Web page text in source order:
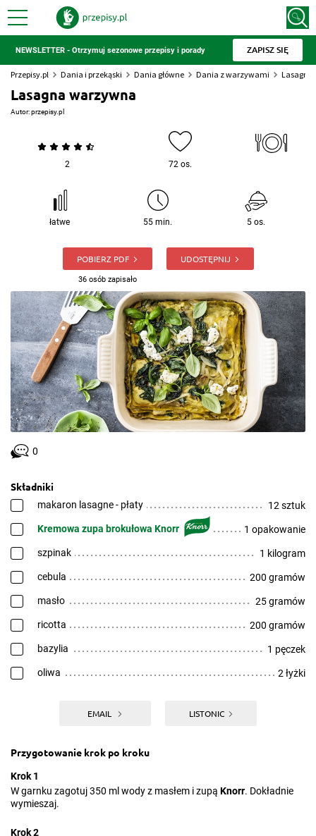
NEWSLETTER - Otrzymuj sezonowe przepisy i porady ZAPISZ SIĘ
Przepisy.pl Dania i przekąski Dania główne Dania z warzywami Lasagna
Lasagna warzywna
Autor:przepisy.pl
2 72 os.
łatwe 55 min. 5 os.
POBIERZ PDF
36 osób zapisało
UDOSTĘPNIJ
0
Składniki
makaron lasagne - płaty 12 sztuk
Kremowa zupa brokułowa Knorr 1 opakowanie
szpinak 1 kilogram
cebula 200 gramów
masło 25 gramów
ricotta 200 gramów
bazylia 1 pęczek
oliwa 2 łyżki
EMAIL LISTONIC
Przygotowanie krok po kroku
Krok 1
W garnku zagotuj 350 ml wody z masłem i zupą Knorr. Dokładnie
wymieszaj.
Krok 2